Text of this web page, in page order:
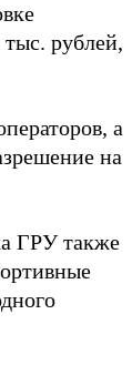
рублей,
а
на
ГРУ также